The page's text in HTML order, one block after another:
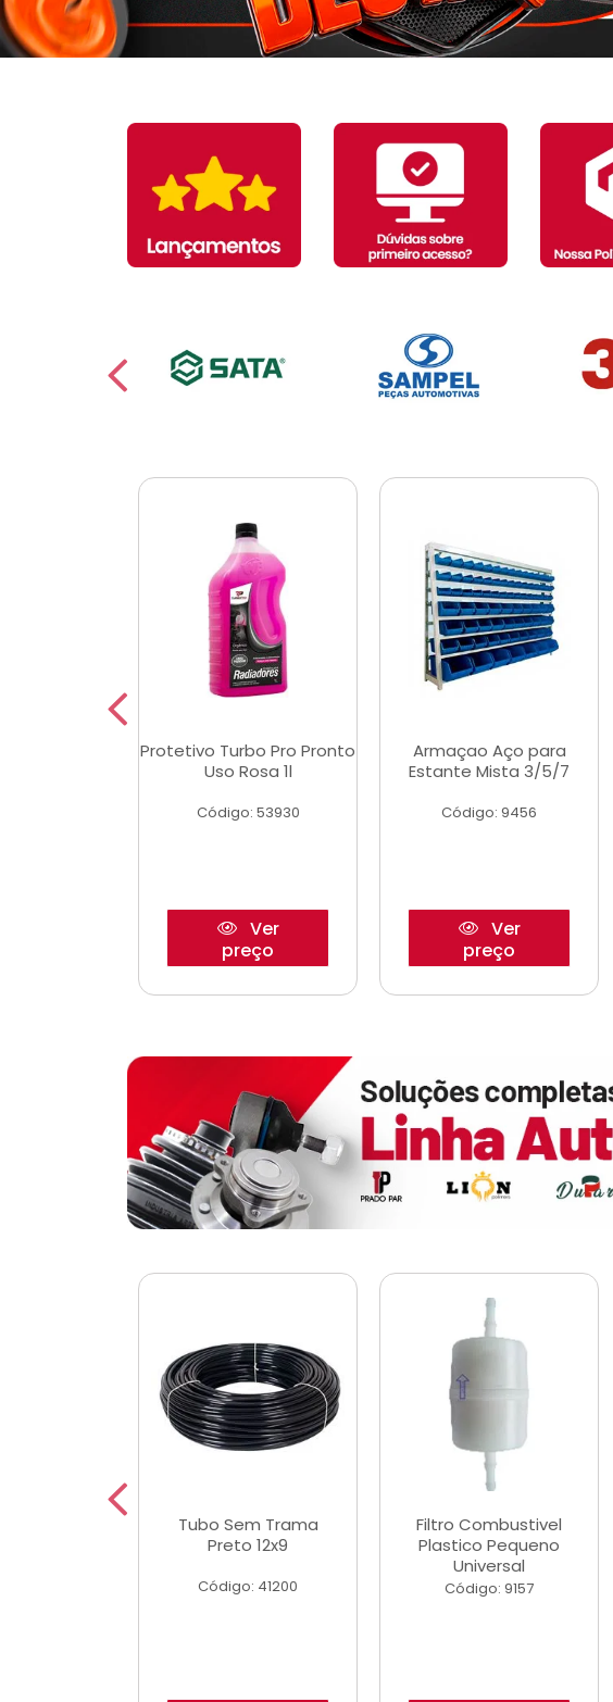
Protetivo Turbo Pro Pronto
Uso Rosa 1l
Código: 53930
Ver
preço
Armaçao Aço para
Estante Mista 3/5/7
Código: 9456
Ver
preço
Tubo Sem Trama
Preto 12x9
Código: 41200
Filtro Combustivel
Plastico Pequeno
Universal
Código: 9157